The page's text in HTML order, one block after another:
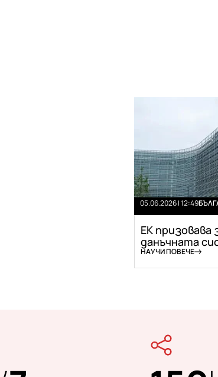
05.06.2026 | 12:49
ЕК призовава
данъчната
НАУЧИ ПОВЕЧЕ